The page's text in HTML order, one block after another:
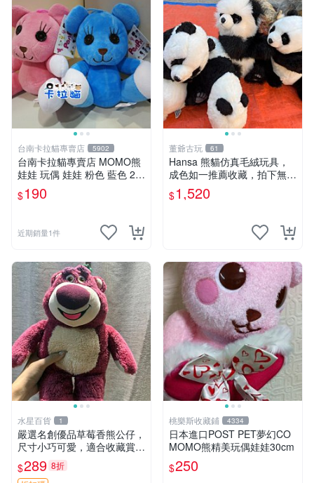
台南卡拉貓專賣店 5902
台南卡拉貓專賣店 MOMO熊
娃娃 玩偶 娃娃 粉色 藍色 2色
分售
$190
近期銷量1件
董爺古玩 61
Hansa 熊貓仿真毛絨玩具，
成色如一推薦收藏，拍下無疑
心 熊貓 毛絨玩具 收藏
$1,520
水星百貨 1
嚴選名創優品草莓香熊公仔，
尺寸小巧可愛，適合收藏賞玩
30cm 玩具 公仔 草莓熊
$289 8折
桃樂斯收藏鋪 4334
日本進口POST PET夢幻CO
MOMO熊精美玩偶娃娃30cm
$250